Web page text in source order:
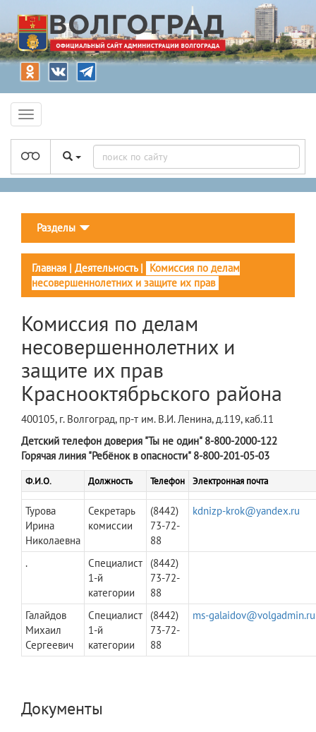
Разделы
Главная | Деятельность| Комиссия по делам
несовершеннолетних и защите их прав
Комиссия по делам
несовершеннолетних и
защите их прав
Краснооктябрьского района
400105, г. Волгоград, пр-т им. В.И. Ленина, д.119, каб.11
Детский телефон доверия "Ты не один" 8-800-2000-122
Горячая линия "Ребёнок в опасности" 8-800-201-05-03
Ф.И.О. Должность Телефон Электронная почта
Турова
Ирина
Николаевна
Секретарь
комиссии
(8442)
73-72-
88
kdnizp-krok@yandex.ru
.
Специалист
1-й
категории
(8442)
73-72-
88
Галайдов
Михаил
Сергеевич
Специалист
1-й
категории
(8442)
73-72-
88
ms-galaidov@volgadmin.ru
Документы